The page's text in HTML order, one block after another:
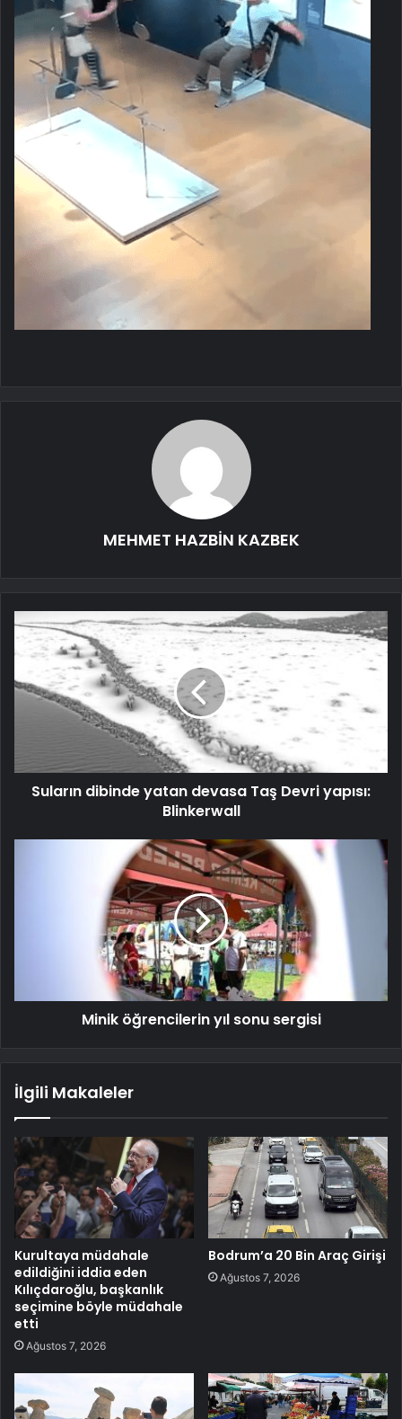
MEHMET HAZBİN KAZBEK
Suların dibinde yatan devasa Taş Devri yapısı:
Blinkerwall
Minik öğrencilerin yıl sonu sergisi
İlgili Makaleler
Kurultaya müdahale
edildiğini iddia eden
Kılıçdaroğlu, başkanlık
seçimine böyle müdahale
etti
Ağustos 7, 2026
Bodrum’a 20 Bin Araç Girişi
Ağustos 7, 2026